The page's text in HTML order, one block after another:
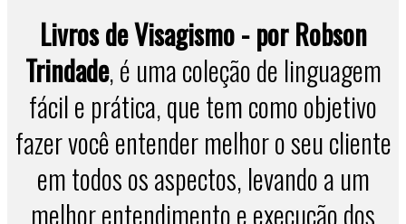
Livros de Visagismo - por Robson
Trindade, é uma coleção de linguagem
fácil e prática, que tem como objetivo
fazer você entender melhor o seu cliente
em todos os aspectos, levando a um
melhor entendimento e execução dos